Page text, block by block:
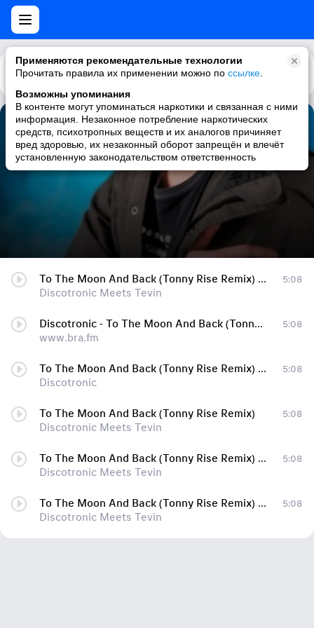
Применяются рекомендательные технологии
Прочитать правила их применении можно по ссылке
Возможны упоминания
В контенте могут упоминаться наркотики и связанная с ними
информация. Незаконное потребление наркотических
средств, психотропных веществ и их аналогов причиняет
вред здоровью, их незаконный оборот запрещён и влечёт
установленную законодательством ответственность
Каталог Рекомендации
Discotronic Meets Tevin
To The Moon And Back (Tonny Rise Remix) [♬best/deep/sound777]
Discotronic Meets Tevin
5:08
Discotronic - To The Moon And Back (Tonny Rise Remix)
www.bra.fm
5:08
To The Moon And Back (Tonny Rise Remix) [beaton.com.ua]
Discotronic
5:08
To The Moon And Back (Tonny Rise Remix)
Discotronic Meets Tevin
5:08
To The Moon And Back (Tonny Rise Remix) [♬best/deep/sound777]
Discotronic Meets Tevin
5:08
To The Moon And Back (Tonny Rise Remix) [♬best/deep/sound777]
Discotronic Meets Tevin
5:08